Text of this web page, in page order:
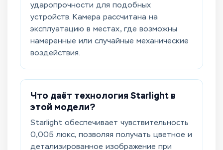
ударопрочности для подобных
устройств. Камера рассчитана на
эксплуатацию в местах, где возможны
намеренные или случайные механические
воздействия.
Что даёт технология Starlight в
этой модели?
Starlight обеспечивает чувствительность
0,005 люкс, позволяя получать цветное и
детализированное изображение при